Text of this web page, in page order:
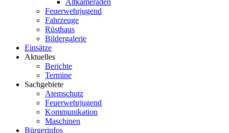
Altkameraden
Feuerwehrjugend
Fahrzeuge
Rüsthaus
Bildergalerie
Einsätze
Aktuelles
Berichte
Termine
Sachgebiete
Atemschutz
Feuerwehrjugend
Kommunikation
Maschinen
Bürgerinfos